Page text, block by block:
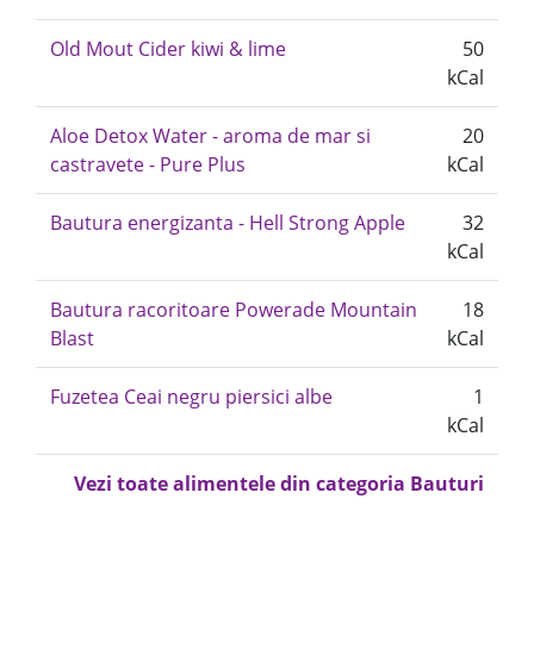
Old Mout Cider kiwi & lime
50
kCal
Aloe Detox Water - aroma de mar si
castravete - Pure Plus
20
kCal
Bautura energizanta - Hell Strong Apple
32
kCal
Bautura racoritoare Powerade Mountain
Blast
18
kCal
Fuzetea Ceai negru piersici albe
1
kCal
Vezi toate alimentele din categoria Bauturi